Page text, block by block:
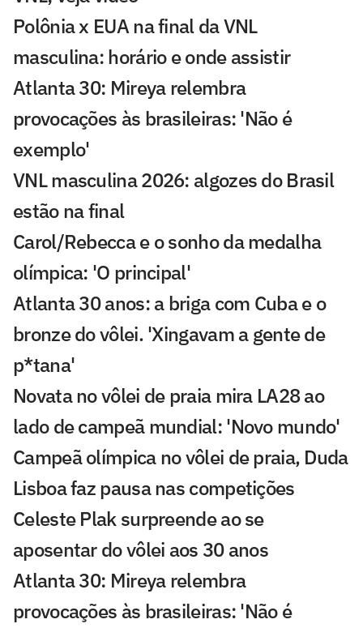
Polônia x EUA na final da VNL
masculina: horário e onde assistir
Atlanta 30: Mireya relembra
provocações às brasileiras: 'Não é
exemplo'
VNL masculina 2026: algozes do Brasil
estão na final
Carol/Rebecca e o sonho da medalha
olímpica: 'O principal'
Atlanta 30 anos: a briga com Cuba e o
bronze do vôlei. 'Xingavam a gente de
p*tana'
Novata no vôlei de praia mira LA28 ao
lado de campeã mundial: 'Novo mundo'
Campeã olímpica no vôlei de praia, Duda
Lisboa faz pausa nas competições
Celeste Plak surpreende ao se
aposentar do vôlei aos 30 anos
Atlanta 30: Mireya relembra
provocações às brasileiras: 'Não é